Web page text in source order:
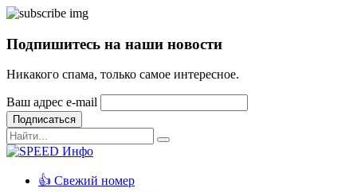
Подпишитесь на наши новости
Никакого спама, только самое интересное.
Ваш адрес e-mail
Подписаться
👍 Свежий номер